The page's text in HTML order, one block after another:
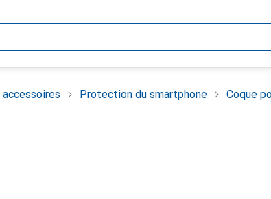
Protection du smartphone Coque